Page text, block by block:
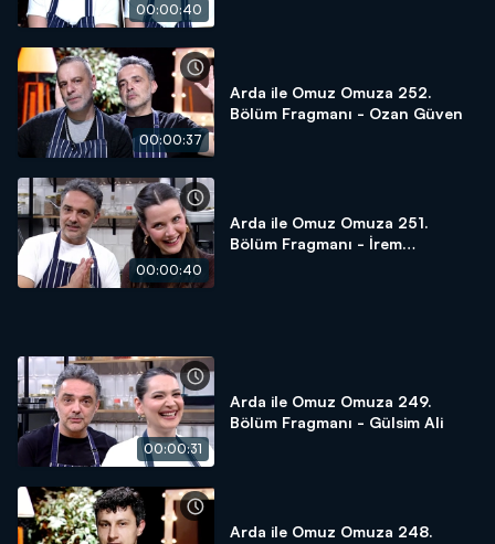
00:00:40
00:00:37
Arda ile Omuz Omuza 252.
Bölüm Fragmanı - Ozan Güven
00:00:40
Arda ile Omuz Omuza 251.
Bölüm Fragmanı - İrem
00:00:31
Arda ile Omuz Omuza 249.
Bölüm Fragmanı - Gülsim Ali
Arda ile Omuz Omuza 248.